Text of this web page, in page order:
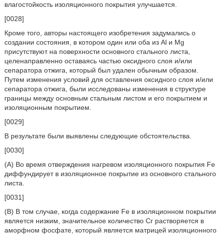
влагостойкость изоляционного покрытия улучшается.
[0028]
Кроме того, авторы настоящего изобретения задумались о
создании состояния, в котором один или оба из Al и Mg
присутствуют на поверхности основного стального листа,
целенаправленно оставаясь частью оксидного слоя и/или
сепаратора отжига, который был удален обычным образом.
Путем изменения условий для оставления оксидного слоя и/или
сепаратора отжига, были исследованы изменения в структуре
границы между основным стальным листом и его покрытием и
изоляционным покрытием.
[0029]
В результате были выявлены следующие обстоятельства.
[0030]
(A) Во время отверждения нагревом изоляционного покрытия Fe
диффундирует в изоляционное покрытие из основного стального
листа.
[0031]
(B) В том случае, когда содержание Fe в изоляционном покрытии
является низким, значительное количество Cr растворяется в
аморфном фосфате, который является матрицей изоляционного